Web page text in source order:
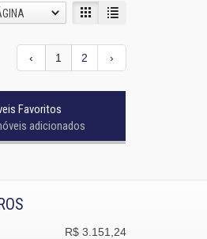
‹ 1 2 ›
Favoritos
adicionados
R$ 3.151,24